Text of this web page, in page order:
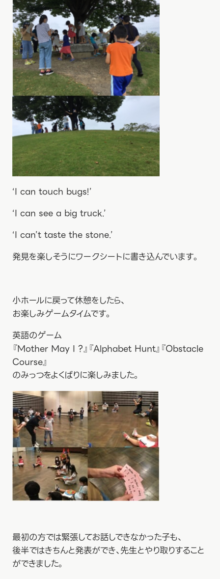
‘I can touch bugs!’
‘I can see a big truck.’
‘I can’t taste the stone.’
発見を楽しそうにワークシートに書き込んでいます。
小ホールに戻って休憩をしたら、
お楽しみゲームタイムです。
英語のゲーム
『Mother May I ?』『Alphabet Hunt』『Obstacle
Course』
のみっつをよくばりに楽しみました。
最初の方では緊張してお話しできなかった子も、
後半ではきちんと発表ができ、先生とやり取りすること
ができました。